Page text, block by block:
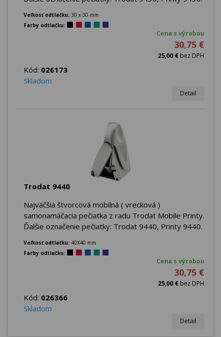
Veľkosť odtlačku: 30 x 30 mm
Farby odtlačku:
Cena s výrobou
30,75 €
25,00 € bez DPH
Kód: 026173
Skladom
Detail
Trodat 9440
Najväčšia štvorcová mobilná ( vrecková )
samonamáčacia pečiatka z radu Trodat Mobile Printy.
Ďalšie označenie pečiatky: Trodat 9440, Printy 9440.
Veľkosť odtlačku: 40X40 mm
Farby odtlačku:
Cena s výrobou
30,75 €
25,00 € bez DPH
Kód: 026366
Skladom
Detail